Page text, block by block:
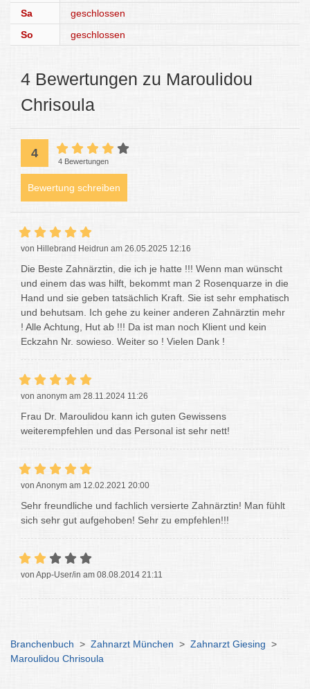
Sa
geschlossen
So
geschlossen
4 Bewertungen zu Maroulidou
Chrisoula
4
4 Bewertungen
Bewertung schreiben
von Hillebrand Heidrun am 26.05.2025 12:16
Die Beste Zahnärztin, die ich je hatte !!! Wenn man wünscht
und einem das was hilft, bekommt man 2 Rosenquarze in die
Hand und sie geben tatsächlich Kraft. Sie ist sehr emphatisch
und behutsam. Ich gehe zu keiner anderen Zahnärztin mehr
! Alle Achtung, Hut ab !!! Da ist man noch Klient und kein
Eckzahn Nr. sowieso. Weiter so ! Vielen Dank !
von anonym am 28.11.2024 11:26
Frau Dr. Maroulidou kann ich guten Gewissens
weiterempfehlen und das Personal ist sehr nett!
von Anonym am 12.02.2021 20:00
Sehr freundliche und fachlich versierte Zahnärztin! Man fühlt
sich sehr gut aufgehoben! Sehr zu empfehlen!!!
von App-User/in am 08.08.2014 21:11
Branchenbuch > Zahnarzt München > Zahnarzt Giesing >
Maroulidou Chrisoula